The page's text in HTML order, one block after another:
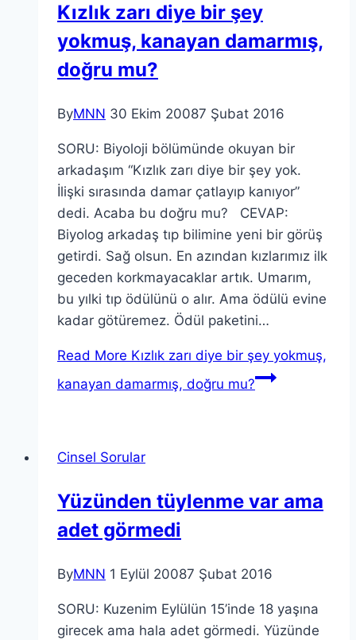
Kızlık zarı diye bir şey
yokmuş, kanayan damarmış,
doğru mu?
ByMNN 30 Ekim 20087 Şubat 2016
SORU: Biyoloji bölümünde okuyan bir
arkadaşım “Kızlık zarı diye bir şey yok.
İlişki sırasında damar çatlayıp kanıyor”
dedi. Acaba bu doğru mu? CEVAP:
Biyolog arkadaş tıp bilimine yeni bir görüş
getirdi. Sağ olsun. En azından kızlarımız ilk
geceden korkmayacaklar artık. Umarım,
bu yılki tıp ödülünü o alır. Ama ödülü evine
kadar götüremez. Ödül paketini…
Read More Kızlık zarı diye bir şey yokmuş,
kanayan damarmış, doğru mu?
Cinsel Sorular
Yüzünden tüylenme var ama
adet görmedi
ByMNN 1 Eylül 20087 Şubat 2016
SORU: Kuzenim Eylülün 15’inde 18 yaşına
girecek ama hala adet görmedi. Yüzünde